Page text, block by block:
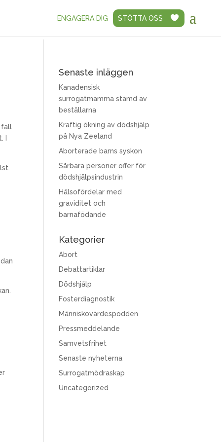
ENGAGERA DIG STÖTTA OSS
fall
Senaste inläggen
Kanadensisk
surrogatmamma stämd av
beställarna
Kraftig ökning av dödshjälp
på Nya Zeeland
Aborterade barns syskon
Sårbara personer offer för
dödshjälpsindustrin
Hälsofördelar med
graviditet och
barnafödande
Kategorier
Abort
Debattartiklar
Dödshjälp
Fosterdiagnostik
Människovärdespodden
Pressmeddelande
Samvetsfrihet
Senaste nyheterna
Surrogatmödraskap
Uncategorized